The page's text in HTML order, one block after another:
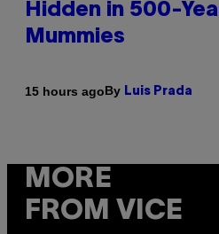
Hidden in 500-
Mummies
15 hours agoBy Luis Prada
MORE
FROM VICE